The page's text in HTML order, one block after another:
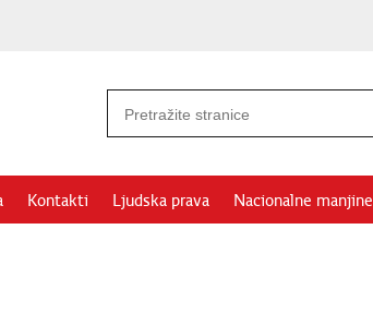
Kontakti Ljudska prava Nacionalne manjine